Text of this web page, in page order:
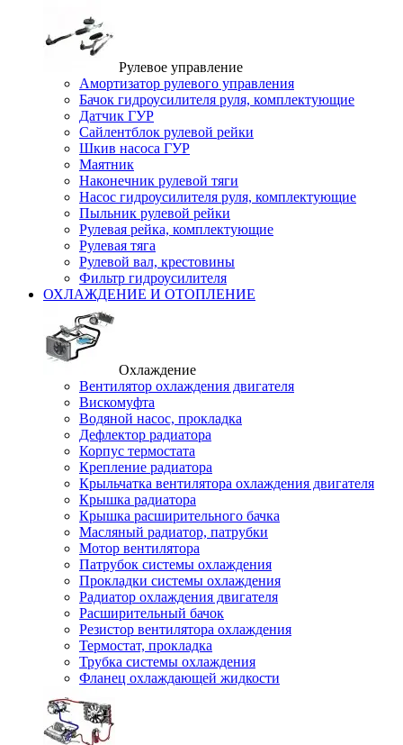
Рулевое управление
Амортизатор рулевого управления
Бачок гидроусилителя руля, комплектующие
Датчик ГУР
Сайлентблок рулевой рейки
Шкив насоса ГУР
Маятник
Наконечник рулевой тяги
Насос гидроусилителя руля, комплектующие
Пыльник рулевой рейки
Рулевая рейка, комплектующие
Рулевая тяга
Рулевой вал, крестовины
Фильтр гидроусилителя
ОХЛАЖДЕНИЕ И ОТОПЛЕНИЕ
Охлаждение
Вентилятор охлаждения двигателя
Вискомуфта
Водяной насос, прокладка
Дефлектор радиатора
Корпус термостата
Крепление радиатора
Крыльчатка вентилятора охлаждения двигателя
Крышка радиатора
Крышка расширительного бачка
Масляный радиатор, патрубки
Мотор вентилятора
Патрубок системы охлаждения
Прокладки системы охлаждения
Радиатор охлаждения двигателя
Расширительный бачок
Резистор вентилятора охлаждения
Термостат, прокладка
Трубка системы охлаждения
Фланец охлаждающей жидкости